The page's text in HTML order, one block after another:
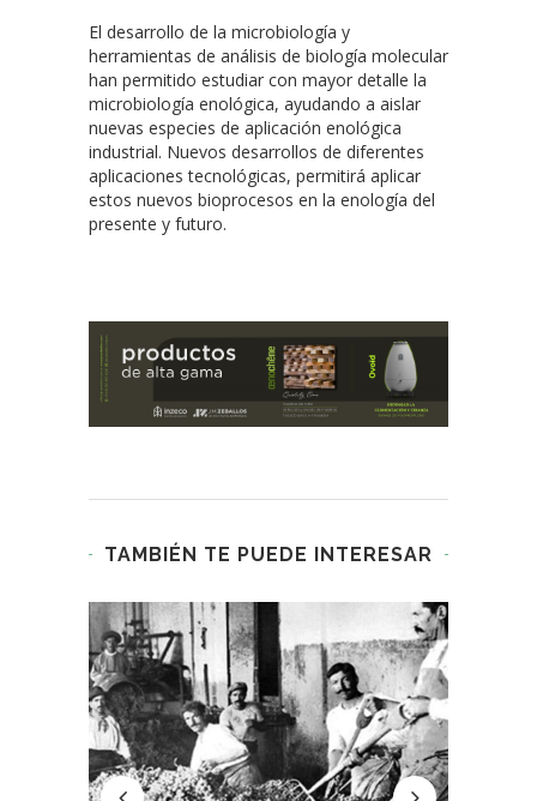
El desarrollo de la microbiología y
herramientas de análisis de biología molecular
han permitido estudiar con mayor detalle la
microbiología enológica, ayudando a aislar
nuevas especies de aplicación enológica
industrial. Nuevos desarrollos de diferentes
aplicaciones tecnológicas, permitirá aplicar
estos nuevos bioprocesos en la enología del
presente y futuro.
TAMBIÉN TE PUEDE INTERESAR